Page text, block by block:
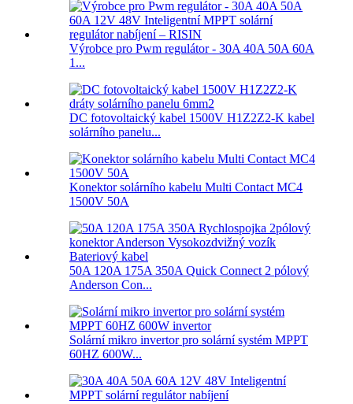
Výrobce pro Pwm regulátor - 30A 40A 50A 60A
1...
DC fotovoltaický kabel 1500V H1Z2Z2-K kabel
solárního panelu...
Konektor solárního kabelu Multi Contact MC4
1500V 50A
50A 120A 175A 350A Quick Connect 2 pólový
Anderson Con...
Solární mikro invertor pro solární systém MPPT
60HZ 600W...